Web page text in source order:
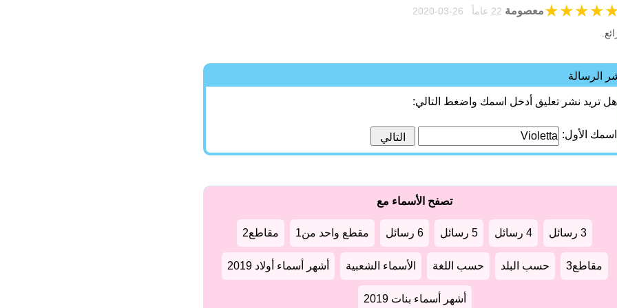
معصومة ★
★
★
★
الرسالة
هل تريد نشر تعليق أدخل اسمك واضغط التالي:
اسمك الأول:
تصفح الأسماء مع
3 رسائل 4 رسائل 5 رسائل 6 رسائل مقطع واحد من1 مقاطع2
مقاطع3 حسب البلد حسب اللغة الأسماء الشعبية أشهر أسماء أولاد 2019
أشهر أسماء بنات 2019